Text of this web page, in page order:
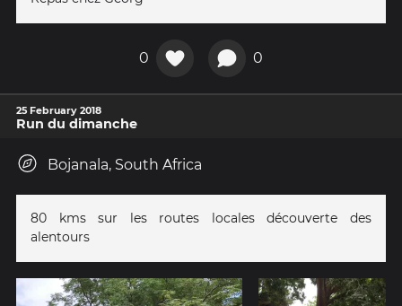
0 0
25 February 2018
Run du dimanche
Bojanala, South Africa
80 kms sur les routes locales découverte des
alentours